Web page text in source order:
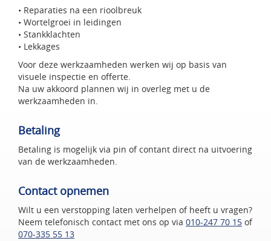
• Reparaties na een rioolbreuk
• Wortelgroei in leidingen
• Stankklachten
• Lekkages
Voor deze werkzaamheden werken wij op basis van
visuele inspectie en offerte.
Na uw akkoord plannen wij in overleg met u de
werkzaamheden in.
Betaling
Betaling is mogelijk via pin of contant direct na uitvoering
van de werkzaamheden.
Contact opnemen
Wilt u een verstopping laten verhelpen of heeft u vragen?
Neem telefonisch contact met ons op via 010-247 70 15 of
070-335 55 13